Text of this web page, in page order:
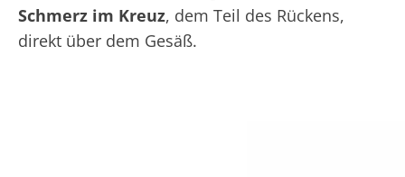
Schmerz im Kreuz, dem Teil des Rückens,
direkt über dem Gesäß.